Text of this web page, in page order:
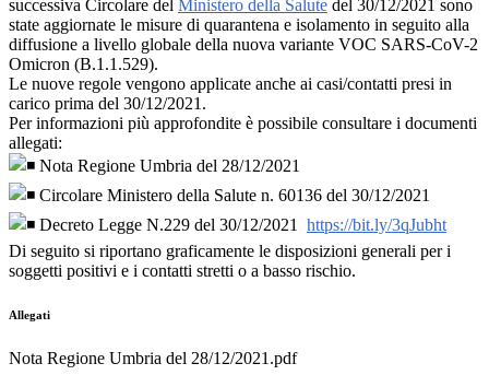
successiva Circolare del Ministero della Salute del 30/12/2021 sono
state aggiornate le misure di quarantena e isolamento in seguito alla
diffusione a livello globale della nuova variante VOC SARS-CoV-2
Omicron (B.1.1.529).
Le nuove regole vengono applicate anche ai casi/contatti presi in
carico prima del 30/12/2021.
Per informazioni più approfondite è possibile consultare i documenti
allegati:
Nota Regione Umbria del 28/12/2021
Circolare Ministero della Salute n. 60136 del 30/12/2021
Decreto Legge N.229 del 30/12/2021
https://bit.ly/3qJubht
Di seguito si riportano graficamente le disposizioni generali per i
soggetti positivi e i contatti stretti o a basso rischio.
Allegati
Nota Regione Umbria del 28/12/2021.pdf